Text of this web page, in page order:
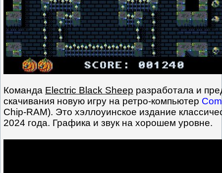
Команда Electric Black Sheep разработала и
скачивания новую игру на ретро-компьютер
Chip-RAM). Это хэллоуинское издание
2024 года. Графика и звук на хорошем уровне.